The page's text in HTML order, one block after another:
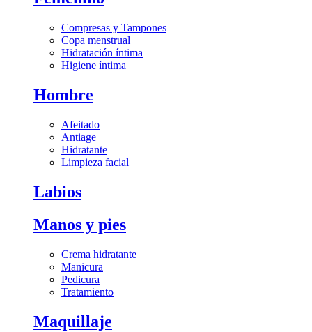
Compresas y Tampones
Copa menstrual
Hidratación íntima
Higiene íntima
Hombre
Afeitado
Antiage
Hidratante
Limpieza facial
Labios
Manos y pies
Crema hidratante
Manicura
Pedicura
Tratamiento
Maquillaje